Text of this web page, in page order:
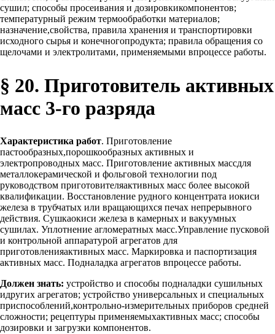
сушил; способы просеивания и дозировкикомпонентов;
температурный режим термообработки материалов;
назначение,свойства, правила хранения и транспортировки
исходного сырья и конечногопродукта; правила обращения со
щелочами и электролитами, применяемыми впроцессе работы.
§ 20. Приготовитель активных
масс 3-го разряда
Характеристика работ. Приготовление
пастообразных,порошкообразных активных и
электропроводных масс. Приготовление активных массдля
металлокерамической и фольговой технологии под
руководством приготовителяактивных масс более высокой
квалификации. Восстановление рудного концентрата иокиси
железа в трубчатых или вращающихся печах непрерывного
действия. Сушкаокиси железа в камерных и вакуумных
сушилах. Уплотнение агломератных масс.Управление пусковой
и контрольной аппаратурой агрегатов для
приготовленияактивных масс. Маркировка и паспортизация
активных масс. Подналадка агрегатов впроцессе работы.
Должен знать: устройство и способы подналадки сушильных
идругих агрегатов; устройство универсальных и специальных
приспособлений,контрольно-измерительных приборов средней
сложности; рецептуры применяемыхактивных масс; способы
дозировки и загрузки компонентов.